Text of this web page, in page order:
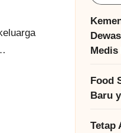
Medis
Food
Baru
Tetap